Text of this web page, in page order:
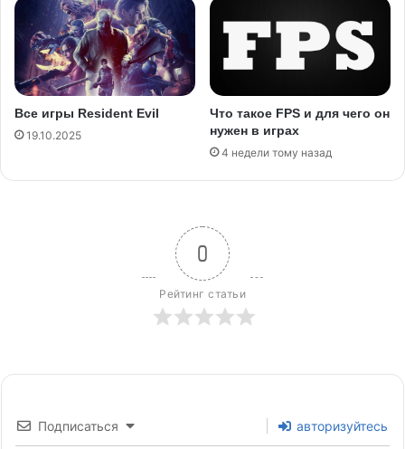
Все игры Resident Evil
19.10.2025
Что такое FPS и для чего он
нужен в играх
4 недели тому назад
0
Рейтинг статьи
Подписаться авторизуйтесь